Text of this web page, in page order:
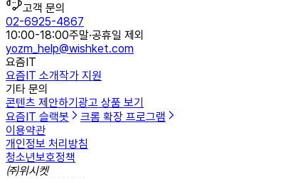
고객 문의
02-6925-4867
10:00-18:00주말·공휴일 제외
yozm_help@wishket.com
요즘IT
요즘IT 소개작가 지원
기타 문의
콘텐츠 제안하기광고 상품 보기
요즘IT 슬랙봇
크롬 확장 프로그램
이용약관
개인정보 처리방침
청소년보호정책
㈜위시켓